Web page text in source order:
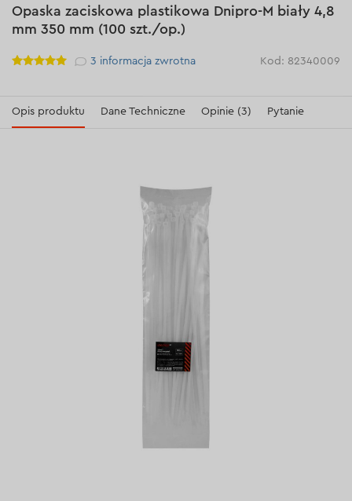
Opaska zaciskowa plastikowa Dnipro-M biały 4,8
mm 350 mm (100 szt./op.)
Рейтинг 3 informacja zwrotna Kod: 82340009
Opis produktu Dane Techniczne Opinie (3) Pytanie